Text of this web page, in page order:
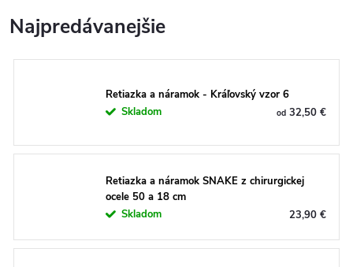
Najpredávanejšie
Retiazka a náramok - Kráľovský vzor 6
Skladom
od 32,50 €
Retiazka a náramok SNAKE z chirurgickej
ocele 50 a 18 cm
Skladom
23,90 €